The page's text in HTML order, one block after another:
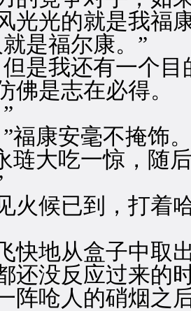
光光的就是我福
是福尔康。”
我还有一个目
是志在必得。
康安毫不掩饰
大吃一惊，随后
候已到，打着哈
地从盒子中取出
还没反应过来的
阵呛人的硝烟之